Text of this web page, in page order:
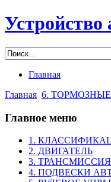
Устройство
Главная
Главная 6.
Главное меню
1.
2. ДВИГАТЕЛЬ
3. ТРАНСМИССИЯ
4. ПОДВЕСКИ